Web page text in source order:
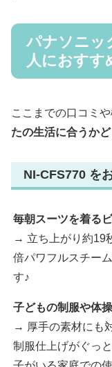
パナソニッ
人におすす
ここまでの口コミや
たの生活に合うか
NI-CFS770 を
毎朝スーツを着る
→ 立ち上がり約19
倍パワフルスチー
す♪
子どもの制服や体
→ 厚手の素材にも
制服仕上げがぐっ